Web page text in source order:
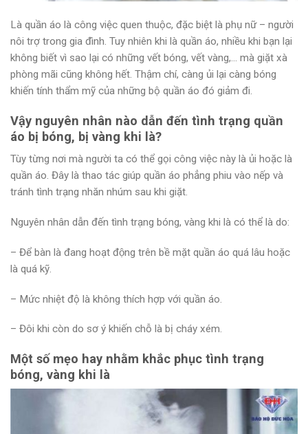
Là quần áo là công việc quen thuộc, đặc biệt là phụ nữ – người
nôi trợ trong gia đình. Tuy nhiên khi là quần áo, nhiều khi bạn lại
không biết vì sao lại có những vết bóng, vết vàng,… mà giặt xà
phòng mãi cũng không hết. Thậm chí, càng ủi lại càng bóng
khiến tính thẩm mỹ của những bộ quần áo đó giảm đi.
Vậy nguyên nhân nào dẫn đến tình trạng quần
áo bị bóng, bị vàng khi là?
Tùy từng nơi mà người ta có thể gọi công việc này là ủi hoặc là
quần áo. Đây là thao tác giúp quần áo phẳng phiu vào nếp và
tránh tình trạng nhăn nhúm sau khi giặt.
Nguyên nhân dẫn đến tình trạng bóng, vàng khi là có thể là do:
– Để bàn là đang hoạt động trên bề mặt quần áo quá lâu hoặc
là quá kỹ.
– Mức nhiệt độ là không thích hợp với quần áo.
– Đôi khi còn do sơ ý khiến chỗ là bị cháy xém.
Một số mẹo hay nhằm khắc phục tình trạng
bóng, vàng khi là